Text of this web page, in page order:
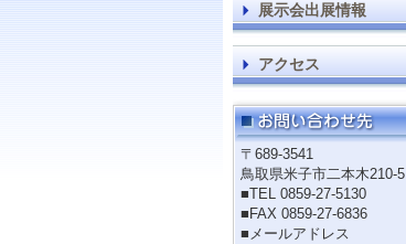
展示会出展情報
アクセス
〒689-3541
鳥取県米子市二本木210-5
■TEL 0859-27-5130
■FAX 0859-27-6836
■メールアドレス